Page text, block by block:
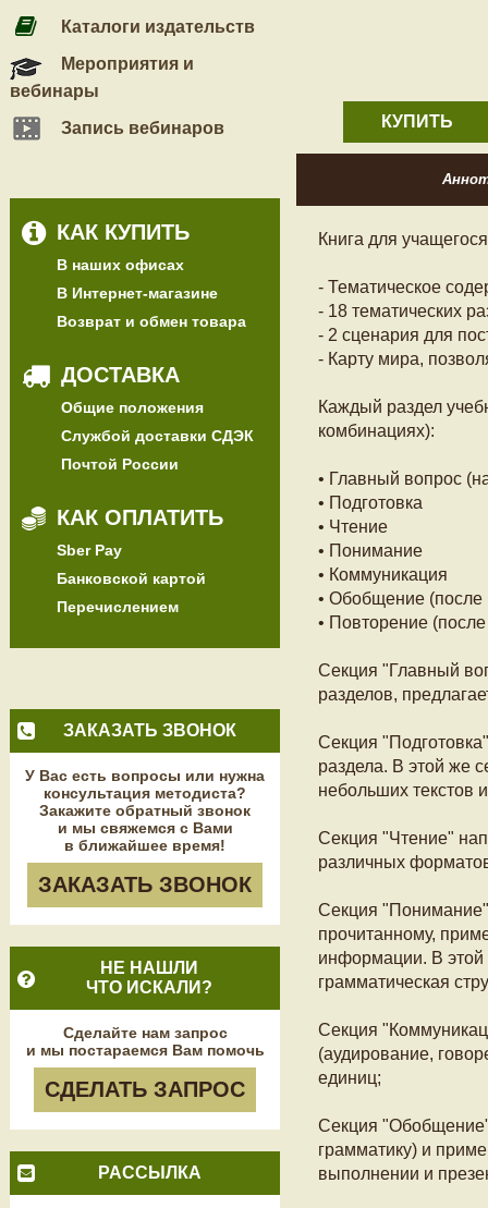
Каталоги издательств
Мероприятия и
вебинары
Запись вебинаров
КАК КУПИТЬ
В наших офисах
В Интернет-магазине
Возврат и обмен товара
ДОСТАВКА
Общие положения
Службой доставки СДЭК
Почтой России
КАК ОПЛАТИТЬ
Sber Pay
Банковской картой
Перечислением
ЗАКАЗАТЬ ЗВОНОК
У Вас есть вопросы или нужна
консультация методиста?
Закажите обратный звонок
и мы свяжемся с Вами
в ближайшее время!
ЗАКАЗАТЬ ЗВОНОК
НЕ НАШЛИ
ЧТО ИСКАЛИ?
Сделайте нам запрос
и мы постараемся Вам помочь
СДЕЛАТЬ ЗАПРОС
РАССЫЛКА
КУПИТЬ
Книга для
- Тематическое
- 18 тематических
- 2 сценария для
- Карту мира,
Каждый раздел
комбинациях):
• Главный вопрос
• Подготовка
• Чтение
• Понимание
• Коммуникация
• Обобщение (после
• Повторение
Секция "Главный
разделов,
Секция
раздела. В этой же
небольших текстов
Секция "Чтение"
различных
Секция "Понимание"
прочитанному,
информации. В этой
грамматическая
Секция
(аудирование,
единиц;
Секция "Обобщение"
грамматику) и
выполнении и